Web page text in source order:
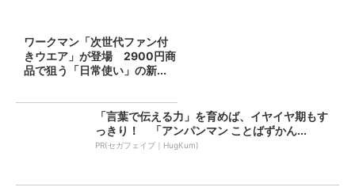
ワークマン「次世代ファン付
きウエア」が登場 2900円商
品で狙う「日常使い」の新...
「言葉で伝える力」を育めば、イヤイヤ期もす
っきり！ 「アンパンマン ことばずかん...
PR(セガフェイブ｜HugKum)